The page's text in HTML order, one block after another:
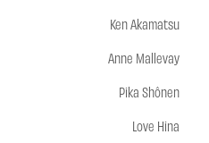
Ken Akamatsu
Anne Mallevay
Pika Shônen
Love Hina